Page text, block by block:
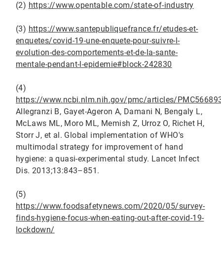
(2) https://www.opentable.com/state-of-industry
(3) https://www.santepubliquefrance.fr/etudes-et-
enquetes/covid-19-une-enquete-pour-suivre-l-
evolution-des-comportements-et-de-la-sante-
mentale-pendant-l-epidemie#block-242830
(4)
https://www.ncbi.nlm.nih.gov/pmc/articles/
Allegranzi B, Gayet-Ageron A, Damani N, Bengaly L,
McLaws ML, Moro ML, Memish Z, Urroz O, Richet H,
Storr J, et al. Global implementation of WHO's
multimodal strategy for improvement of hand
hygiene: a quasi-experimental study. Lancet Infect
Dis. 2013;13:843–851.
(5)
https://www.foodsafetynews.com/2020/05/survey-
finds-hygiene-focus-when-eating-out-after-covid-19-
lockdown/